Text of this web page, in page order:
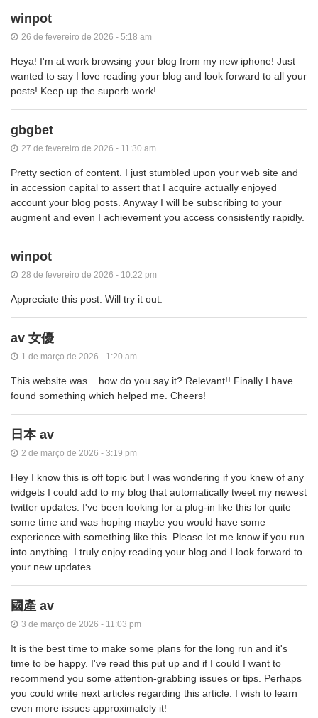
winpot
26 de fevereiro de 2026 - 5:18 am
Heya! I'm at work browsing your blog from my new iphone! Just
wanted to say I love reading your blog and look forward to all your
posts! Keep up the superb work!
gbgbet
27 de fevereiro de 2026 - 11:30 am
Pretty section of content. I just stumbled upon your web site and
in accession capital to assert that I acquire actually enjoyed
account your blog posts. Anyway I will be subscribing to your
augment and even I achievement you access consistently rapidly.
winpot
28 de fevereiro de 2026 - 10:22 pm
Appreciate this post. Will try it out.
av 女優
1 de março de 2026 - 1:20 am
This website was... how do you say it? Relevant!! Finally I have
found something which helped me. Cheers!
日本 av
2 de março de 2026 - 3:19 pm
Hey I know this is off topic but I was wondering if you knew of any
widgets I could add to my blog that automatically tweet my newest
twitter updates. I've been looking for a plug-in like this for quite
some time and was hoping maybe you would have some
experience with something like this. Please let me know if you run
into anything. I truly enjoy reading your blog and I look forward to
your new updates.
國產 av
3 de março de 2026 - 11:03 pm
It is the best time to make some plans for the long run and it's
time to be happy. I've read this put up and if I could I want to
recommend you some attention-grabbing issues or tips. Perhaps
you could write next articles regarding this article. I wish to learn
even more issues approximately it!